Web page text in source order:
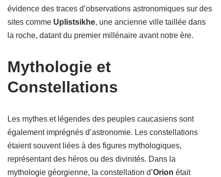
évidence des traces d’observations astronomiques sur des
sites comme Uplistsikhe, une ancienne ville taillée dans
la roche, datant du premier millénaire avant notre ère.
Mythologie et
Constellations
Les mythes et légendes des peuples caucasiens sont
également imprégnés d’astronomie. Les constellations
étaient souvent liées à des figures mythologiques,
représentant des héros ou des divinités. Dans la
mythologie géorgienne, la constellation d’Orion était